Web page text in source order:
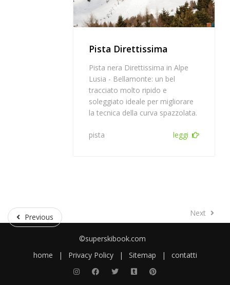
Pista Direttissima
Pista nera Direttissima in Alpe
Lusia - Bellamonte: un bel
tracciato molto ripido e
soleggiato ideale per migliorare
la tecnica della curva spazzolata.
pista leggi
PreviousPrevious Next
©superskibook.com
home
| Privacy Policy | Sitemap | contatti